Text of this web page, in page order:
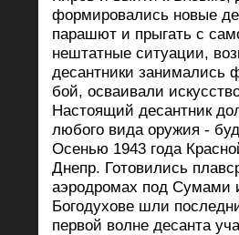
формировались новые
парашют и прыгать с
нештатные ситуации,
десантники занимались
бой, осваивали
Настоящий десантник
любого вида оружия -
Осенью 1943 года
Днепр. Готовились
аэродромах под Сумами
Богодухове шли
первой волне десанта